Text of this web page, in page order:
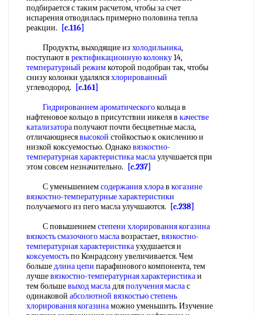
подбирается с таким расчетом, чтобы за счет
испарения отводилась примерно половина тепла
реакции.
[c.116]
Продукты, выходящие из холодильника,
поступают в ректификационную колонку14,
температурный режимкоторой подобран так, чтобы
снизу колонки удалялсяхлорированный
углеводород.
[c.161]
Гидрированием ароматическогокольца в
нафтеновое кольцо в присутствии иикеля в качестве
катализатораполучают почти бесцветные масла,
отличающиесявысокой стойкостью к окислению и
низкой коксуемостью. Однаковязкостно-
температурная характеристика маслаулучшается при
этом совсем незначительно.
[c.237]
С уменьшениемсодержания хлорав когазине
вязкостно-температурные характеристики
получаемого из пего масла улучшаются.
[c.238]
С повышениемстепени хлорированиякогазина
вязкость смазочного маславозрастает,вязкостно-
температурная характеристикаухудшается и
коксуемостьпо Конрадсону увеличивается. Чем
большедлина цепи парафинового компонента, тем
лучшевязкостно-температурная характеристикаи
тем большевыход масладляполучения маслас
одинаковой абсолютной вязкостьюстепень
хлорированиякогазинаможно уменьшить. Изучение